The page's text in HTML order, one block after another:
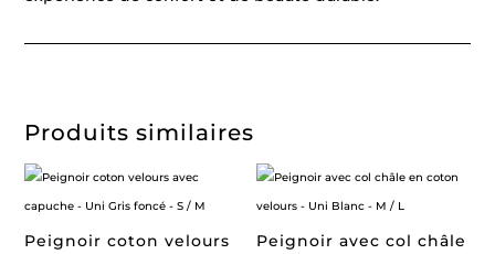
Produits similaires
Peignoir coton velours
Peignoir avec col châle